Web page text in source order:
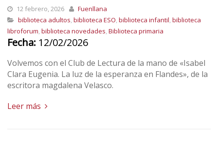
12 febrero, 2026
Fuenllana
biblioteca adultos, biblioteca ESO, biblioteca infantil, biblioteca
libroforum, biblioteca novedades, Biblioteca primaria
Fecha: 12/02/2026
Volvemos con el Club de Lectura de la mano de «Isabel
Clara Eugenia. La luz de la esperanza en Flandes», de la
escritora magdalena Velasco.
Leer más